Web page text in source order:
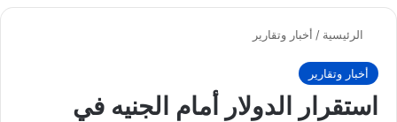
الرئيسية / أخبار وتقارير
أخبار وتقارير
استقرار الدولار أمام الجنيه في